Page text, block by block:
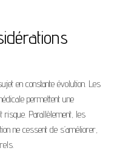
en constante évolution. Les
permettent une
risque. Parallèlement, les
ne cessent de s’améliorer,